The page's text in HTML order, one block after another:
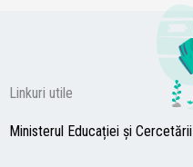
Linkuri utile
Ministerul Educației și Cercetării